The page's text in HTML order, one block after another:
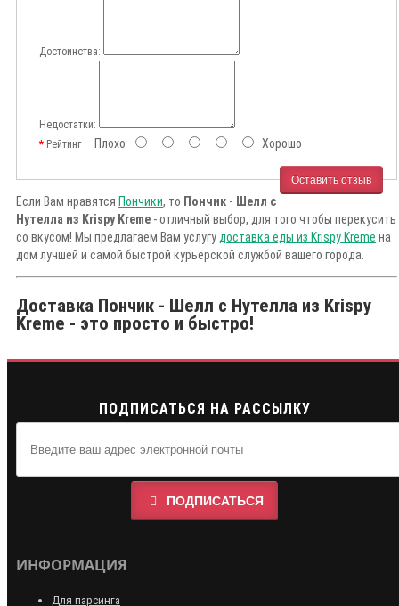
Достоинства:
Недостатки:
РейтингПлохо Хорошо
Оставить отзыв
Если Вам нравятся Пончики, то Пончик - Шелл с
Нутелла из Krispy Kreme - отличный выбор, для того чтобы перекусить
со вкусом! Мы предлагаем Вам услугу доставка еды из Krispy Kreme на
дом лучшей и самой быстрой курьерской службой вашего города.
Доставка Пончик - Шелл с Нутелла из Krispy
Kreme - это просто и быстро!
ПОДПИСАТЬСЯ НА РАССЫЛКУ
ПОДПИСАТЬСЯ
ИНФОРМАЦИЯ
Для парсинга